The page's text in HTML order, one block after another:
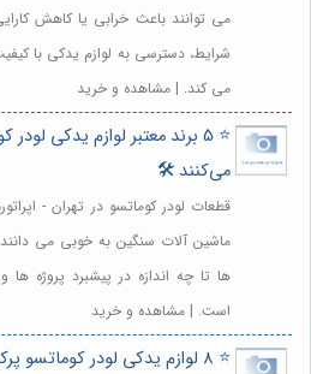
می توانند باعث خرابی یا کاهش
شرایط، دسترسی به لوازم یدکی با
می کند. | مشاهده و خرید
⭐️ 5 برند معتبر لوازم یدکی
می‌کنند 🛠️
قطعات لودر کوماتسو در تهران -
ماشین آلات سنگین به خوبی می
ها تا چه اندازه در پیشبرد پروژه
است. | مشاهده و خرید
⭐️ 8 لوازم یدکی لودر کوماتسو